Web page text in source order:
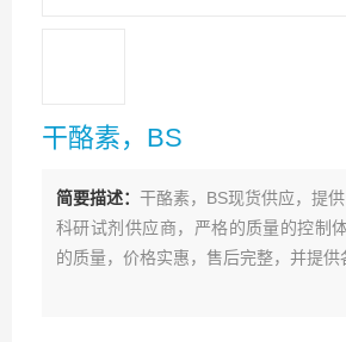
干酪素，BS
简要描述： 干酪素，BS现货供应，提
科研试剂供应商，严格的质量的控制
的质量，价格实惠，售后完整，并提供